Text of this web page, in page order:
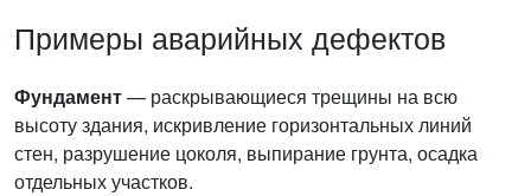
Примеры аварийных дефектов
Фундамент— раскрывающиеся трещины на всю
высоту здания, искривление горизонтальных линий
стен, разрушение цоколя, выпирание грунта, осадка
отдельных участков.